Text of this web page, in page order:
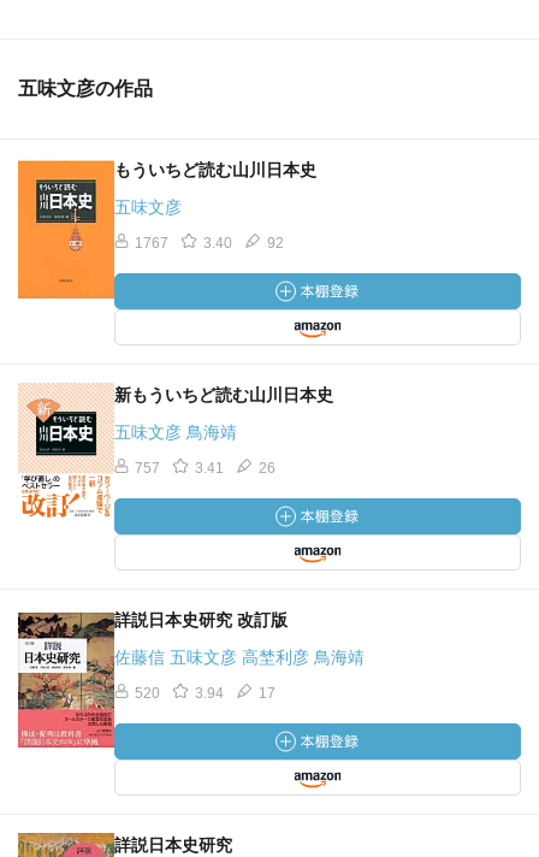
五味文彦の作品
もういちど読む山川日本史
五味文彦
1767 3.40 92
新もういちど読む山川日本史
五味文彦 鳥海靖
757 3.41 26
詳説日本史研究 改訂版
佐藤信 五味文彦 高埜利彦 鳥海靖
520 3.94 17
詳説日本史研究